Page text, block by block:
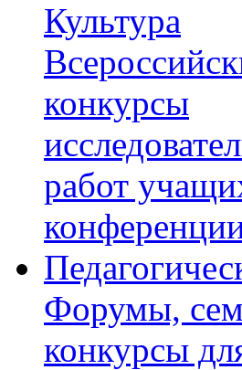
Культура
конкурсы
работ
Форумы,
конкурсы